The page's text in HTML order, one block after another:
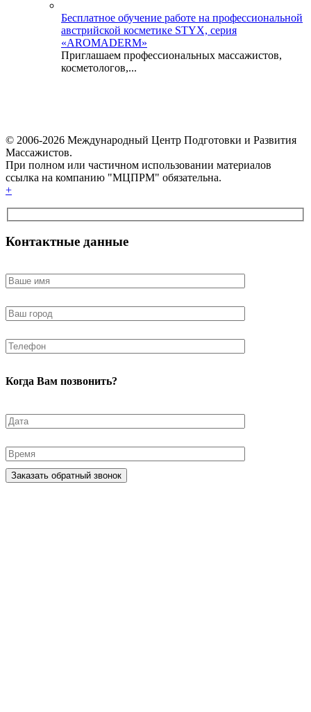
Бесплатное обучение работе на профессиональной
австрийской косметике STYX, серия
«AROMADERM»
Приглашаем профессиональных массажистов,
косметологов,...
© 2006-2026 Международный Центр Подготовки и Развития
Массажистов.
При полном или частичном использовании материалов
ссылка на компанию "МЦПРМ" обязательна.
+
Контактные данные
Когда Вам позвонить?